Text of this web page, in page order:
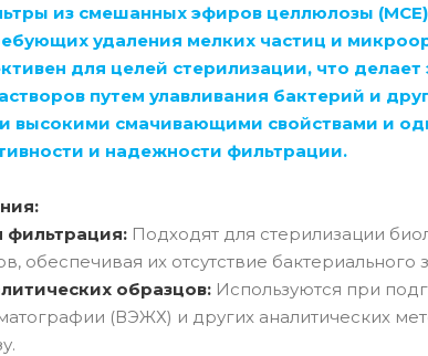
из смешанных эфиров целлюлозы
удаления мелких частиц и
для целей стерилизации, что
путем улавливания бактерий и
высокими смачивающими свойствами и
и надежности фильтрации.
фильтрация: Подходят для стерилизации
обеспечивая их отсутствие бактериального
образцов: Используются при
(ВЭЖХ) и других аналитических